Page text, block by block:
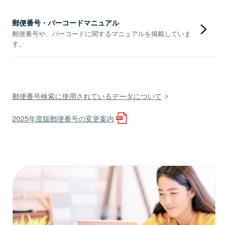
郵便番号・バーコードマニュアル
郵便番号や、バーコードに関するマニュアルを掲載していま
す。
郵便番号検索に使用されているデータについて
2025年度版郵便番号の変更案内